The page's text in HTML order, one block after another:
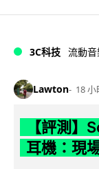
3C科技 流動
Lawton 18 小
【評測
耳機：現